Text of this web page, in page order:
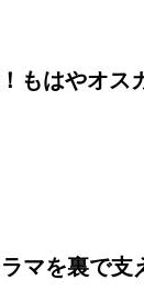
もはやオス
マを裏で